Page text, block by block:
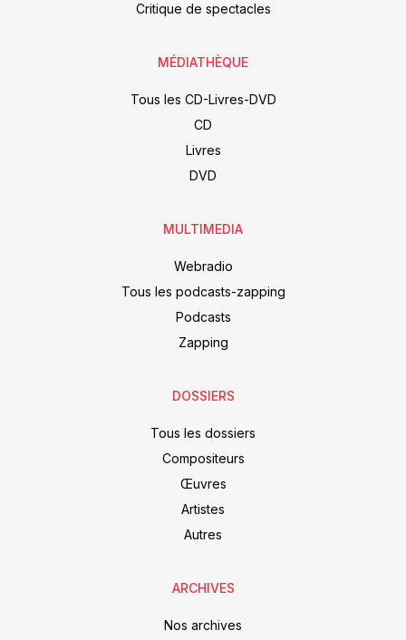
Critique de spectacles
MÉDIATHÈQUE
Tous les CD-Livres-DVD
CD
Livres
DVD
MULTIMEDIA
Webradio
Tous les podcasts-zapping
Podcasts
Zapping
DOSSIERS
Tous les dossiers
Compositeurs
Œuvres
Artistes
Autres
ARCHIVES
Nos archives